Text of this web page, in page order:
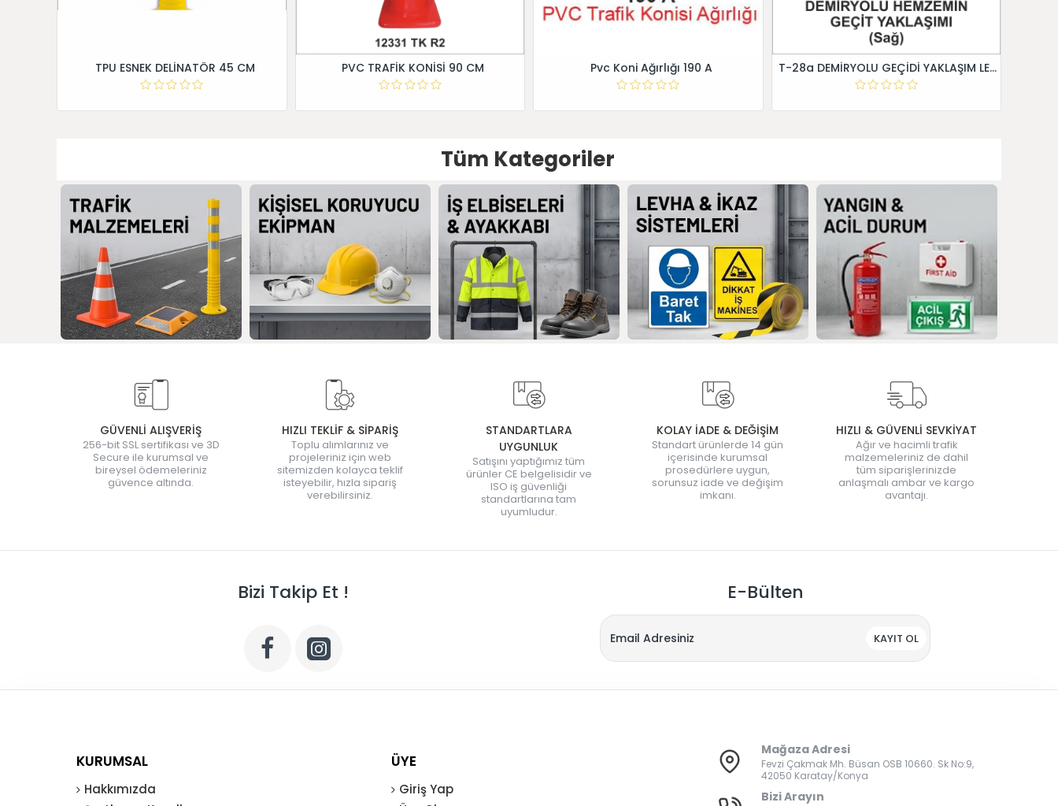
TPU ESNEK DELİNATÖR 45 CM PVC TRAFİK KONİSİ 90 CM Pvc Koni Ağırlığı 190 A T-28a DEMİRYOLU GEÇİDİ YAKLAŞIM LEVHALARI (Sağ)
Tüm Kategoriler
GÜVENLİ ALIŞVERİŞ
256-bit SSL sertifikası ve 3D
Secure ile kurumsal ve
bireysel ödemeleriniz
güvence altında.
HIZLI TEKLİF & SİPARİŞ
Toplu alımlarınız ve
projeleriniz için web
sitemizden kolayca teklif
isteyebilir, hızla sipariş
verebilirsiniz.
STANDARTLARA
UYGUNLUK
Satışını yaptığımız tüm
ürünler CE belgelisidir ve
ISO iş güvenliği
standartlarına tam
uyumludur.
KOLAY İADE & DEĞİŞİM
Standart ürünlerde 14 gün
içerisinde kurumsal
prosedürlere uygun,
sorunsuz iade ve değişim
imkanı.
HIZLI & GÜVENLİ SEVKİYAT
Ağır ve hacimli trafik
malzemeleriniz de dahil
tüm siparişlerinizde
anlaşmalı ambar ve kargo
avantajı.
Bizi Takip Et ! E-Bülten
KAYIT OL
KURUMSAL
Hakkımızda
ÜYE
Giriş Yap
Mağaza Adresi
Fevzi Çakmak Mh. Büsan OSB 10660. Sk No:9,
42050 Karatay/Konya
Bizi Arayın